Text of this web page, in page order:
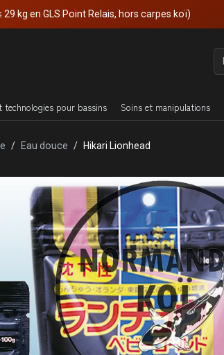
29 kg en GLS Point Relais, hors carpes koï)
technologies pour bassins Soins et manipulations
Eau douce Hikari Lionhead